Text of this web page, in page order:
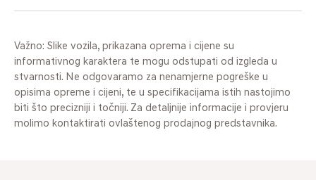
Važno: Slike vozila, prikazana oprema i cijene su
informativnog karaktera te mogu odstupati od izgleda u
stvarnosti. Ne odgovaramo za nenamjerne pogreške u
opisima opreme i cijeni, te u specifikacijama istih nastojimo
biti što precizniji i točniji. Za detaljnije informacije i provjeru
molimo kontaktirati ovlaštenog prodajnog predstavnika.